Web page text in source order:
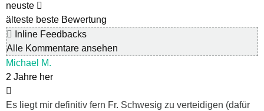
neuste
älteste beste Bewertung
Inline Feedbacks
Alle Kommentare ansehen
Michael M.
2 Jahre her
Es liegt mir definitiv fern Fr. Schwesig zu verteidigen (dafür